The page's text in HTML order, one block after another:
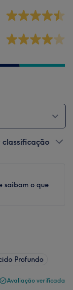
saibam o que
Profundo
Avaliação verificada